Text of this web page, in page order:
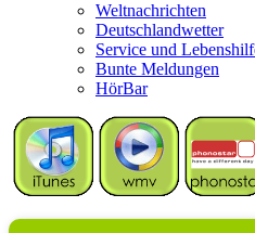
Weltnachrichten
Deutschlandwetter
Service und
Bunte Meldungen
HörBar